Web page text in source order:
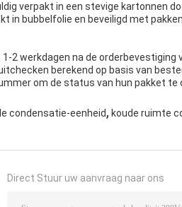
verpakt in een stevige kartonnen
in bubbelfolie en beveiligd met
2 werkdagen na de orderbevestiging
berekend op basis van
om de status van hun pakket te
condensatie-eenheid, koude ruimte
Direct Stuur uw aanvraag naar ons